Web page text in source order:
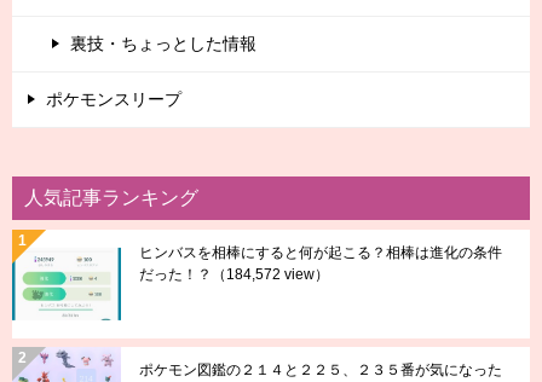
裏技・ちょっとした情報
ポケモンスリープ
人気記事ランキング
ヒンバスを相棒にすると何が起こる？相棒は進化の条件
だった！？
（184,572 view）
ポケモン図鑑の２１４と２２５、２３５番が気になった